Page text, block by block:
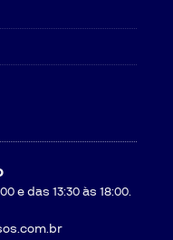
e das 13:30 às 18:00.